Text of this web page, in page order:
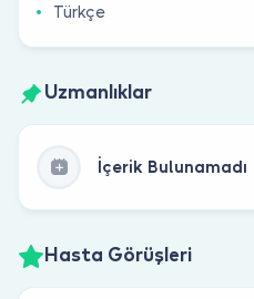
Türkçe
Uzmanlıklar
İçerik Bulunamadı
Hasta Görüşleri